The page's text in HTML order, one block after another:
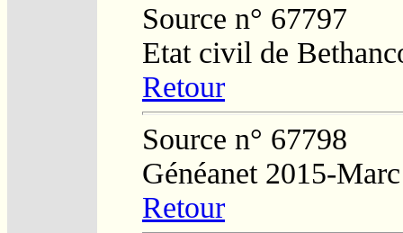
Source n° 67797
Etat civil de
Retour
Source n° 67798
Généanet 2015-
Retour